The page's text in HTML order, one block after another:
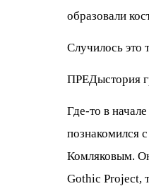
образовали
Случилось это
ПРЕДыстория
Где-то в
познакомился
Комляковым.
Gothic Project,